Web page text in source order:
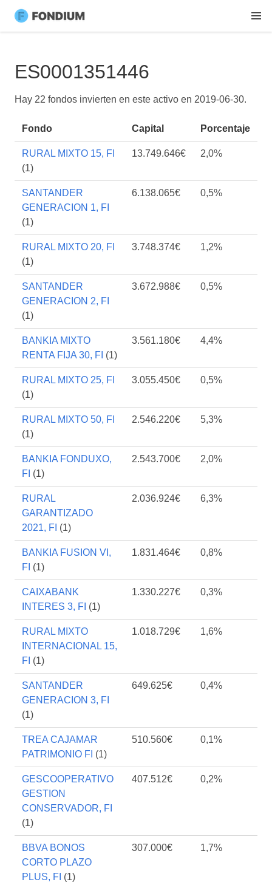
ES0001351446
Hay 22 fondos invierten en este activo en 2019-06-30.
Fondo Capital Porcentaje
RURAL MIXTO 15, FI
(1)
13.749.646€ 2,0%
SANTANDER
GENERACION 1, FI
(1)
6.138.065€ 0,5%
RURAL MIXTO 20, FI
(1)
3.748.374€ 1,2%
SANTANDER
GENERACION 2, FI
(1)
3.672.988€ 0,5%
BANKIA MIXTO
RENTA FIJA 30, FI (1)
3.561.180€ 4,4%
RURAL MIXTO 25, FI
(1)
3.055.450€ 0,5%
RURAL MIXTO 50, FI
(1)
2.546.220€ 5,3%
BANKIA FONDUXO,
FI (1)
2.543.700€ 2,0%
RURAL
GARANTIZADO
2021, FI (1)
2.036.924€ 6,3%
BANKIA FUSION VI,
FI (1)
1.831.464€ 0,8%
CAIXABANK
INTERES 3, FI (1)
1.330.227€ 0,3%
RURAL MIXTO
INTERNACIONAL 15,
FI (1)
1.018.729€ 1,6%
SANTANDER
GENERACION 3, FI
(1)
649.625€ 0,4%
TREA CAJAMAR
PATRIMONIO FI (1)
510.560€ 0,1%
GESCOOPERATIVO
GESTION
CONSERVADOR, FI
(1)
407.512€ 0,2%
BBVA BONOS
CORTO PLAZO
PLUS, FI (1)
307.000€ 1,7%